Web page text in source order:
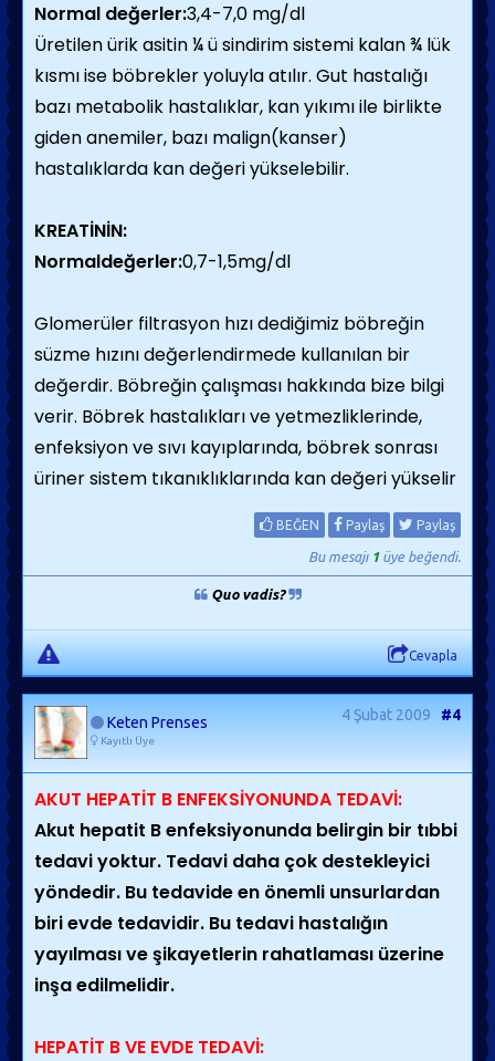
Normal değerler:3,4-7,0 mg/dl
Üretilen ürik asitin ¼ ü sindirim sistemi kalan ¾ lük
kısmı ise böbrekler yoluyla atılır. Gut hastalığı
bazı metabolik hastalıklar, kan yıkımı ile birlikte
giden anemiler, bazı malign(kanser)
hastalıklarda kan değeri yükselebilir.
KREATİNİN:
Normaldeğerler:0,7-1,5mg/dl
Glomerüler filtrasyon hızı dediğimiz böbreğin
süzme hızını değerlendirmede kullanılan bir
değerdir. Böbreğin çalışması hakkında bize bilgi
verir. Böbrek hastalıkları ve yetmezliklerinde,
enfeksiyon ve sıvı kayıplarında, böbrek sonrası
üriner sistem tıkanıklıklarında kan değeri yükselir
BEĞEN Paylaş Paylaş
Bu mesajı 1üye beğendi.
Quo vadis?
Cevapla
Keten Prenses
Kayıtlı Üye
4 Şubat 2009 #4
AKUT HEPATİT B ENFEKSİYONUNDA TEDAVİ:
Akut hepatit B enfeksiyonunda belirgin bir tıbbi
tedavi yoktur. Tedavi daha çok destekleyici
yöndedir. Bu tedavide en önemli unsurlardan
biri evde tedavidir. Bu tedavi hastalığın
yayılması ve şikayetlerin rahatlaması üzerine
inşa edilmelidir.
HEPATİT B VE EVDE TEDAVİ: